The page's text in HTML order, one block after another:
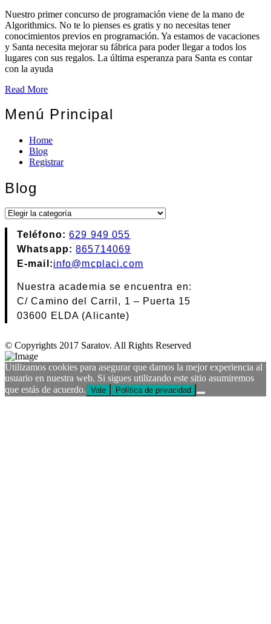
Nuestro primer concurso de programación viene de la mano de
Algorithmics. No te lo pienses es gratis y no necesitas tener
conocimientos previos en programación. Ya estamos de vacaciones
y Santa necesita mejorar su fábrica para poder llegar a todos los
lugares con sus regalos. La última esperanza para Santa es contar
con la ayuda
Read More
Menú Principal
Home
Blog
Registrar
Blog
Blog
Teléfono:629 949 055
Whatsapp:865714069
E-mail:info@mcplaci.com
Nuestra academia se encuentra en:
C/ Camino del Carril, 1 – Puerta 15
03600 ELDA (Alicante)
© Copyrights 2017 Saratov. All Rights Reserved
Utilizamos cookies para asegurar que damos la mejor experiencia al
usuario en nuestra web. Si sigues utilizando este sitio asumiremos
que estás de acuerdo. Vale Política de privacidad